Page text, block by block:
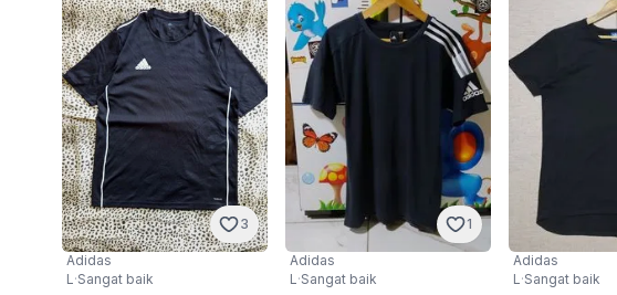
3
Adidas
L·Sangat baik
1
Adidas
L·Sangat baik
Adidas
L·Sangat baik